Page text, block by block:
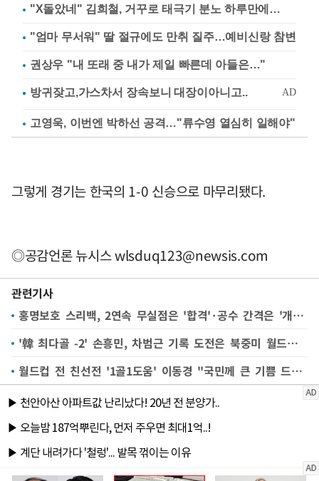
"X돌았네" 김희철, 거꾸로 태극기 분노 하루만에…
"엄마 무서워" 딸 절규에도 만취 질주…예비신랑 참변
권상우 "내 또래 중 내가 제일 빠른데 아들은…"
고영욱, 이번엔 박하선 공격…"류수영 열심히 일해야"
그렇게 경기는 한국의 1-0 신승으로 마무리됐다.
◎공감언론 뉴시스wlsduq123@newsis.com
관련기사
홍명보호 스리백, 2연속 무실점은 '합격'·공수 간격은 '개선점'
'韓 최다골 -2' 손흥민, 차범근 기록 도전은 북중미 월드컵에서
월드컵 전 친선전 '1골1도움' 이동경 "국민께 큰 기쁨 드릴 것"(종합)